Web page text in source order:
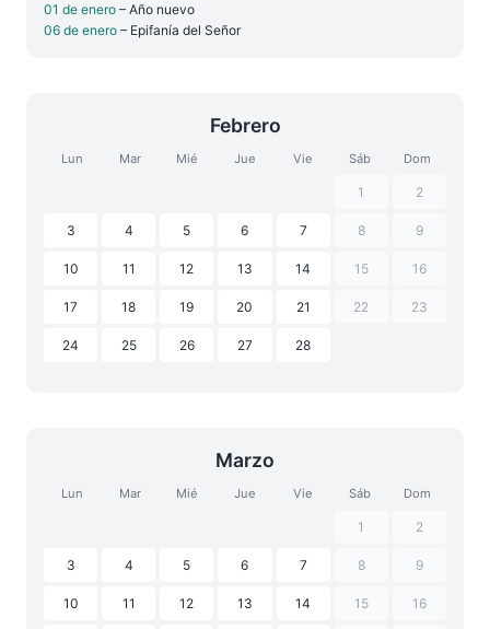
01 de enero – Año nuevo
06 de enero – Epifanía del Señor
Febrero
Lun Mar Mié Jue Vie Sáb Dom
1 2
3 4 5 6 7 8 9
10 11 12 13 14 15 16
17 18 19 20 21 22 23
24 25 26 27 28
Marzo
Lun Mar Mié Jue Vie Sáb Dom
1 2
3 4 5 6 7 8 9
10 11 12 13 14 15 16